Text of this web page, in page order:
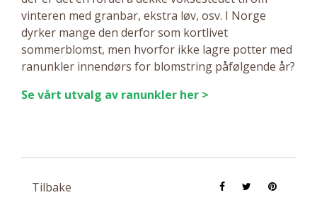
vinteren med granbar, ekstra løv, osv. I Norge
dyrker mange den derfor som kortlivet
sommerblomst, men hvorfor ikke lagre potter med
ranunkler innendørs for blomstring påfølgende år?
Se vårt utvalg av ranunkler her >
Tilbake